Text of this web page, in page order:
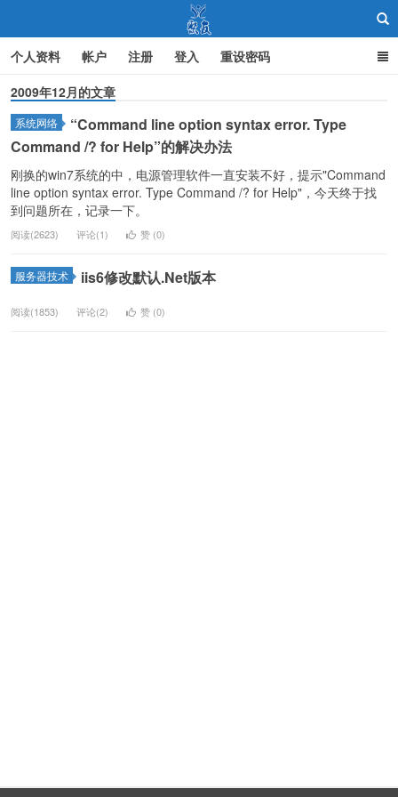
聚友
个人资料 帐户 注册 登入
重设密码
2009年12月的文章
系统网络
“Command line option syntax error. Type
Command /? for Help”的解决办法
刚换的win7系统的中，电源管理软件一直安装不好，提示"Command
line option syntax error. Type Command /? for Help"，今天终于找
到问题所在，记录一下。
阅读(2623) 评论(1) 赞 (0)
服务器技术 iis6修改默认.Net版本
阅读(1853) 评论(2) 赞 (0)